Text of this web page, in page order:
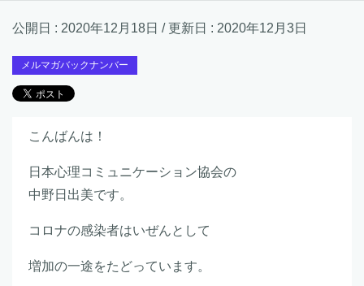
公開日 : 2020年12月18日 / 更新日 : 2020年12月3日
メルマガバックナンバー
こんばんは！
日本心理コミュニケーション協会の
中野日出美です。
コロナの感染者はいぜんとして
増加の一途をたどっています。